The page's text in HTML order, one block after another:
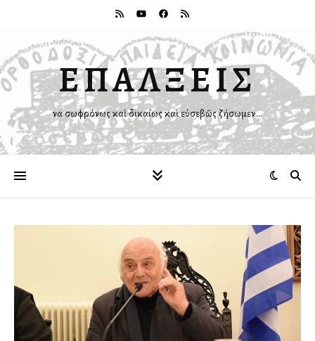
ΕΠΑΛΞΕΙΣ
Ἵνα σωφρόνως καὶ δικαίως καὶ εὐσεβῶς ζήσωμεν…